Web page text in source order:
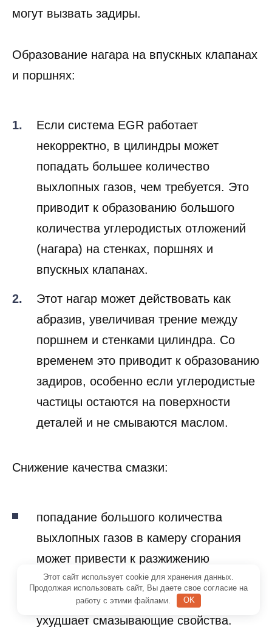
Неисправности системы EGR, которые
Образование нагара на впускных клапанах
Если система EGR работает
некорректно, в цилиндры может
попадать большее количество
выхлопных газов, чем требуется. Это
приводит к образованию большого
количества углеродистых отложений
(нагара) на стенках, поршнях и
Этот нагар может действовать как
абразив, увеличивая трение между
поршнем и стенками цилиндра. Со
временем это приводит к образованию
задиров, особенно если углеродистые
частицы остаются на поверхности
попадание большого количества
выхлопных газов в камеру сгорания
может привести к разжижению
моторного масла продуктами
сгорания. Это снижает его вязкость и
Этот сайт использует cookie для хранения данных.
Продолжая использовать сайт, Вы даете свое согласие на
работу с этими файлами.
OK